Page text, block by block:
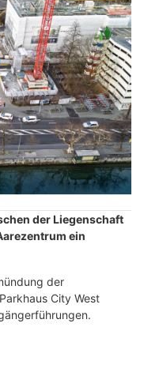
der Liegenschaft
ein
der
City West